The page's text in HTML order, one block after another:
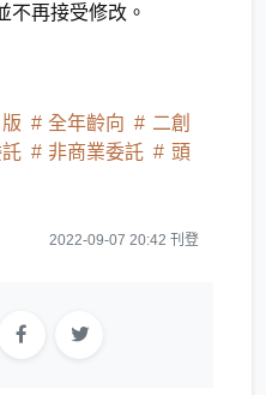
不再接受修改。
全年齡向
二創
非商業委託
頭
2022-09-07 20:42 刊登